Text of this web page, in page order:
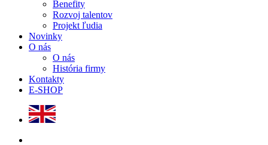
Benefity
Rozvoj talentov
Projekt ľudia
Novinky
O nás
O nás
História firmy
Kontakty
E-SHOP